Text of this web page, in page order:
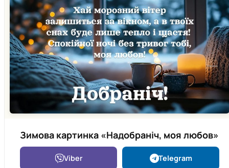
Зимова картинка «Надобраніч, моя любов»
Viber Telegram